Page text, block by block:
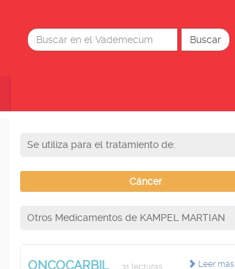
Se utiliza para el tratamiento de:
Cáncer
Otros Medicamentos de KAMPEL MARTIAN
Leer más
ONCOCARBIL 31 lecturas